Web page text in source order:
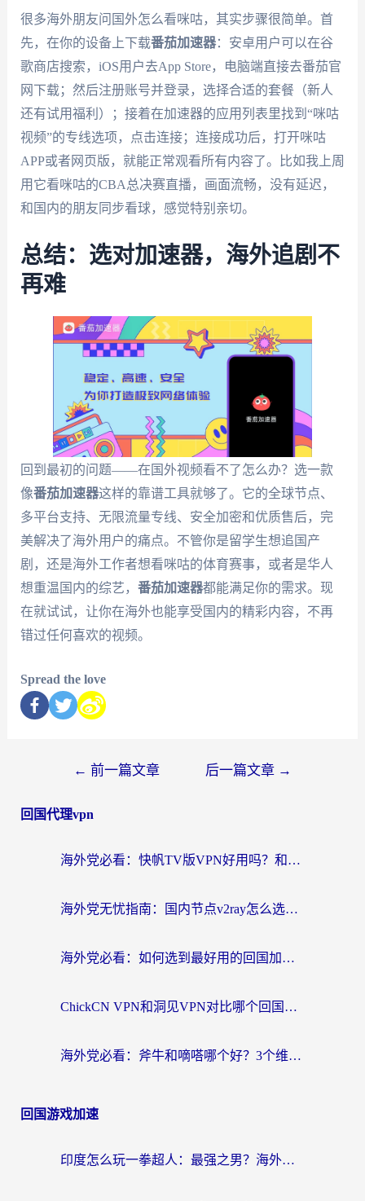
很多海外朋友问国外怎么看咪咕，其实步骤很简单。首
先，在你的设备上下载番茄加速器：安卓用户可以在谷
歌商店搜索，iOS用户去App Store，电脑端直接去番茄官
网下载；然后注册账号并登录，选择合适的套餐（新人
还有试用福利）；接着在加速器的应用列表里找到“咪咕
视频”的专线选项，点击连接；连接成功后，打开咪咕
APP或者网页版，就能正常观看所有内容了。比如我上周
用它看咪咕的CBA总决赛直播，画面流畅，没有延迟，
和国内的朋友同步看球，感觉特别亲切。
总结：选对加速器，海外追剧不
再难
回到最初的问题——在国外视频看不了怎么办？选一款
像番茄加速器这样的靠谱工具就够了。它的全球节点、
多平台支持、无限流量专线、安全加密和优质售后，完
美解决了海外用户的痛点。不管你是留学生想追国产
剧，还是海外工作者想看咪咕的体育赛事，或者是华人
想重温国内的综艺， 番茄加速器都能满足你的需求。现
在就试试，让你在海外也能享受国内的精彩内容，不再
错过任何喜欢的视频。
Spread the love
← 前一篇文章 后一篇文章 →
回国代理vpn
海外党必看：快帆TV版VPN好用吗？和快游VPN对比哪个回国效果更好？附实用避坑指南
海外党无忧指南：国内节点v2ray怎么选？一键回国VPN+多场景实测帮你避坑
海外党必看：如何选到最好用的回国加速器？从节点到售后的全维度指南
ChickCN VPN和洞见VPN对比哪个回国效果更好？海外党亲测3款加速器+避坑指南
海外党必看：斧牛和嘀嗒哪个好？3个维度教你选对回国加速器
回国游戏加速
印度怎么玩一拳超人：最强之男？海外党国服游戏加速避坑指南